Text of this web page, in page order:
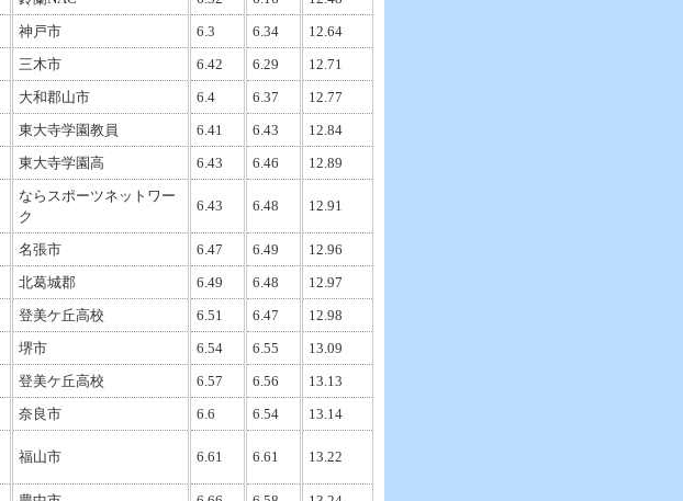
神戸市 6.3 6.34
12.64
三木市 6.42 6.29
12.71
大和郡山市 6.4 6.37
12.77
東大寺学園教員 6.41 6.43
12.84
東大寺学園高 6.43 6.46 12.89
ならスポーツネットワー
ク
6.43 6.48 12.91
名張市 6.47 6.49
12.96
北葛城郡 6.49 6.48
12.97
登美ケ丘高校 6.51 6.47
12.98
堺市 6.54 6.55
13.09
登美ケ丘高校 6.57 6.56
13.13
奈良市 6.6 6.54 13.14
福山市 6.61 6.61 13.22